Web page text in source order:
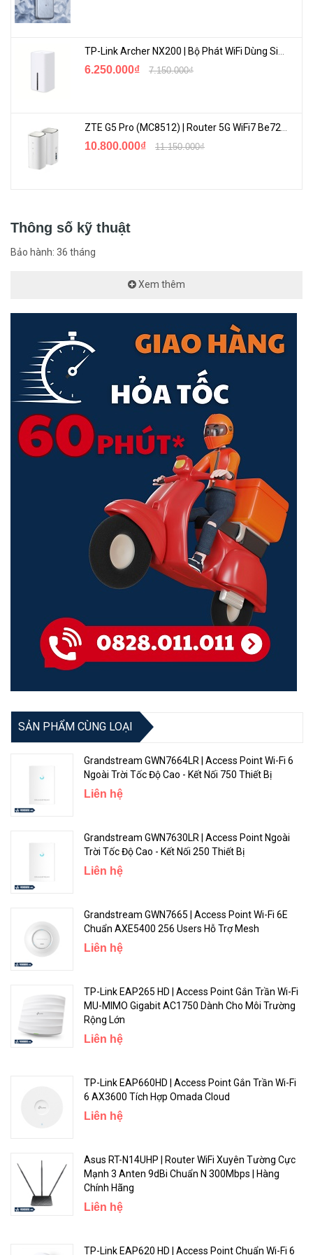
Kết Hợp Các Thiết Bị ROG Của Bạn Để Giành Chiến Thắng
bộ cho trải nghiệm gaming hoàn hảo.
PC ROG (bo mạch chủ, laptop, máy tính bàn) và bộ định tuyến wifi
ROG cùng với phần mềm tăng tốc mạng Game First V đảm bảo
hơn. Bất kể là mạng có dây hoặc không dây, Game First và Game
Boost ưu tiên các gói chơi game và giảm để bạn không bị trúng đạn
từ phía sau.
Tăng Tốc Game Ba Cấp Độ
Với công nghệ Triple-Level Game Acceleration, router này giúp tối
ưu hóa đường truyền mạng từ máy tính của bạn đến máy chủ
game, đảm bảo bạn luôn có ưu thế trong mọi trận đấu
Chuyển Tiếp Cổng Trong 3 Bước
ROG Rapture GT-AX11000 có tính năng Port Forwarding dễ dàng,
cấu hình mạng theo ý muốn.
Chuyển tiếp cổng quan trọng đối với các game thủ để tránh tình
huống không thể liên kết nhóm với những người bạn.
NAT mở trên GT-AX11000 không thể dễ dàng hơn khi chỉ mất 3
bước. Không cần xử lý nặng nhọc và phức tạp.
Chọn game cần chơi
Chọn thiết bị chơi game của bạn
Kích hoạt và thực hiện
Trung Tâm Chơi Game ROG: Quy Tắc Mạng Của Bạn
GT-AX11000 được thiết kế chỉ với một sứ mệnh: Làm cho mạng
hóa chơi game mạnh mẽ và cho hiệu suất Wi-Fi vượt trội, độ ổn
6.250.000₫ 7.150.000₫
10.800.000₫ 11.150.000₫
Thông số kỹ thuật
Bảo hành: 36 tháng
Xem thêm
SẢN PHẨM CÙNG LOẠI
Grandstream GWN7664LR | Access Point Wi-Fi 6
Ngoài Trời Tốc Độ Cao - Kết Nối 750 Thiết Bị
Liên hệ
Grandstream GWN7630LR | Access Point Ngoài
Trời Tốc Độ Cao - Kết Nối 250 Thiết Bị
Liên hệ
Grandstream GWN7665 | Access Point Wi-Fi 6E
Chuẩn AXE5400 256 Users Hỗ Trợ Mesh
Liên hệ
TP-Link EAP265 HD | Access Point Gắn Trần Wi-Fi
MU-MIMO Gigabit AC1750 Dành Cho Môi Trường
Rộng Lớn
Liên hệ
TP-Link EAP660HD | Access Point Gắn Trần Wi-Fi
6 AX3600 Tích Hợp Omada Cloud
Liên hệ
Asus RT-N14UHP | Router WiFi Xuyên Tường Cực
Mạnh 3 Anten 9dBi Chuẩn N 300Mbps | Hàng
Chính Hãng
Liên hệ
TP-Link EAP620 HD | Access Point Chuẩn Wi-Fi 6